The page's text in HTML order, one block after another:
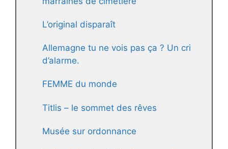
L’original disparaît
Allemagne tu ne vois pas ça ? Un cri
d’alarme.
FEMME du monde
Titlis – le sommet des rêves
Musée sur ordonnance